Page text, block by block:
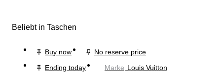
Beliebt in Taschen
Buy now
No reserve price
Ending today
Marke Louis Vuitton